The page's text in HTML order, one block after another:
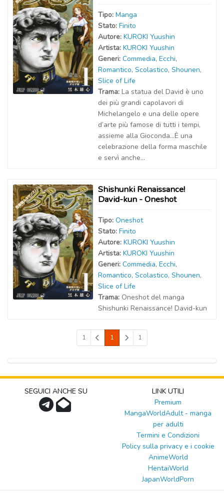
Tipo: Manga
Stato: Finito
Autore: KUROKI Yuushin
Artista: KUROKI Yuushin
Generi: Commedia, Ecchi,
Romantico, Scolastico, Shounen,
Slice of Life
Trama: La statua del David è uno
dei più grandi capolavori di
Michelangelo e una delle opere
d’arte più famose di tutti i tempi,
assieme alla Gioconda…È una
celebrazione della forma maschile
e servì anche...
Shishunki Renaissance!
David-kun - Oneshot
Tipo: Oneshot
Stato: Finito
Autore: KUROKI Yuushin
Artista: KUROKI Yuushin
Generi: Commedia, Ecchi,
Romantico, Scolastico, Shounen,
Slice of Life
Trama: Oneshot del manga
Shishunki Renaissance! David-kun
1 1 1
SEGUICI ANCHE SU
LINK UTILI
Premium
MangaWorldAdult - manga
per adulti
Termini e Condizioni
Policy sulla privacy e i cookie
AnimeWorld
HentaiWorld
JapanWorldPorn